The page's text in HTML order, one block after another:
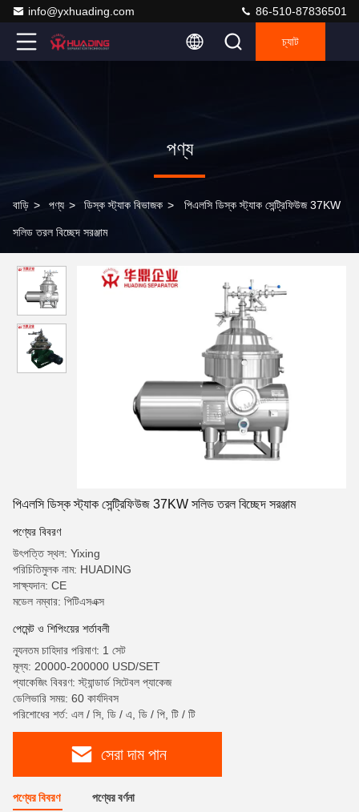
info@yxhuading.com 86-510-87836501
চ্যাট
পণ্য
বাড়ি > পণ্য > ডিস্ক স্ট্যাক বিভাজক > পিএলসি ডিস্ক স্ট্যাক সেন্ট্রিফিউজ 37KW
সলিড তরল বিচ্ছেদ সরঞ্জাম
পিএলসি ডিস্ক স্ট্যাক সেন্ট্রিফিউজ 37KW সলিড তরল বিচ্ছেদ সরঞ্জাম
পণ্যের বিবরণ
উৎপত্তি স্থল: Yixing
পরিচিতিমুলক নাম: HUADING
সাক্ষ্যদান: CE
মডেল নম্বার: পিটিএসএক্স
পেমেন্ট ও শিপিংয়ের শর্তাবলী
ন্যূনতম চাহিদার পরিমাণ: 1 সেট
মূল্য: 20000-200000 USD/SET
প্যাকেজিং বিবরণ: স্ট্যান্ডার্ড সিটেবল প্যাকেজ
ডেলিভারি সময়: 60 কার্যদিবস
পরিশোধের শর্ত: এল / সি, ডি / এ, ডি / পি, টি / টি
সেরা দাম পান
পণ্যের বিবরণ পণ্যের বর্ণনা